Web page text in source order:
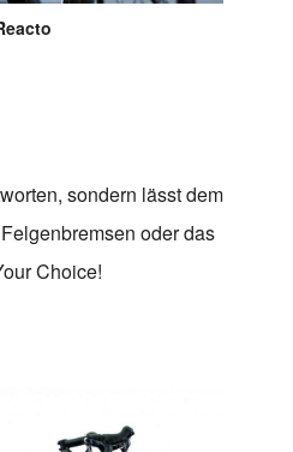
sondern lässt dem
oder das
Choice!